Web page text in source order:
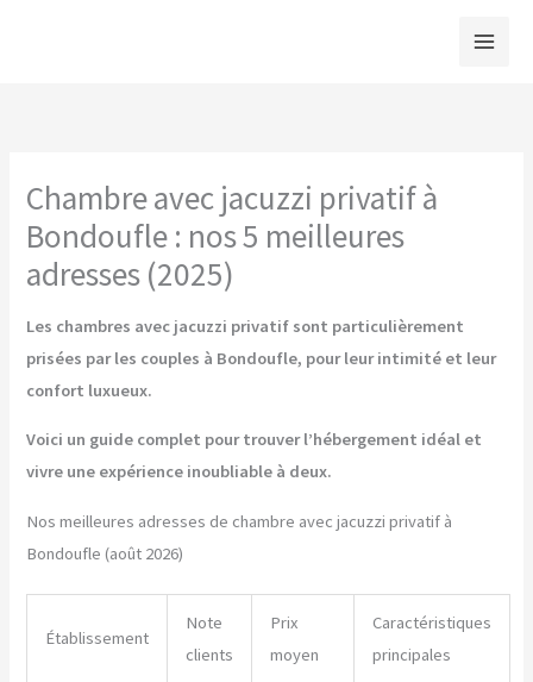
Chambre avec jacuzzi privatif à
Bondoufle : nos 5 meilleures
adresses (2025)
Les chambres avec jacuzzi privatif sont particulièrement
prisées par les couples à Bondoufle, pour leur intimité et leur
confort luxueux.
Voici un guide complet pour trouver l’hébergement idéal et
vivre une expérience inoubliable à deux.
Nos meilleures adresses de chambre avec jacuzzi privatif à
Bondoufle (août 2026)
Établissement
Note
clients
Prix
moyen
Caractéristiques
principales